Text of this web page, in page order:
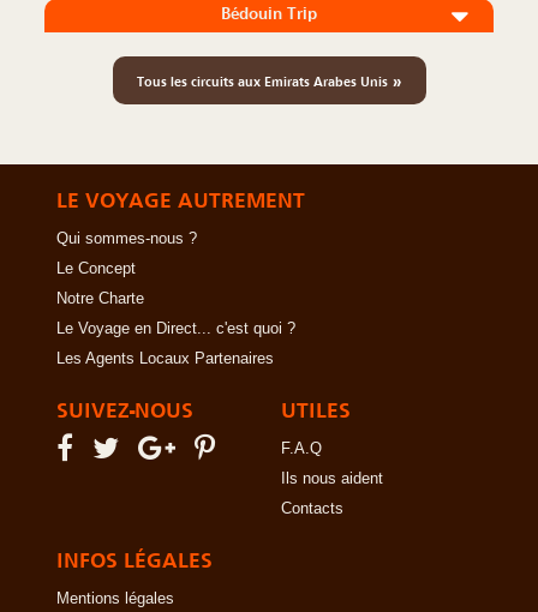
Bédouin Trip
Tous les circuits aux Emirats Arabes Unis»
LE VOYAGE AUTREMENT
Qui sommes-nous ?
Le Concept
Notre Charte
Le Voyage en Direct... c'est quoi ?
Les Agents Locaux Partenaires
SUIVEZ-NOUS UTILES
F.A.Q
Ils nous aident
Contacts
INFOS LÉGALES
Mentions légales